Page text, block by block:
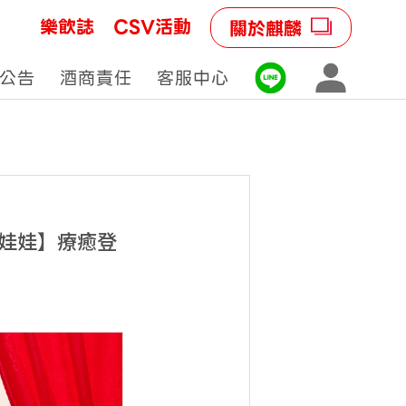
樂飲誌 CSV活動 關於麒麟
告 酒商責任 客服中心
娃】療癒登